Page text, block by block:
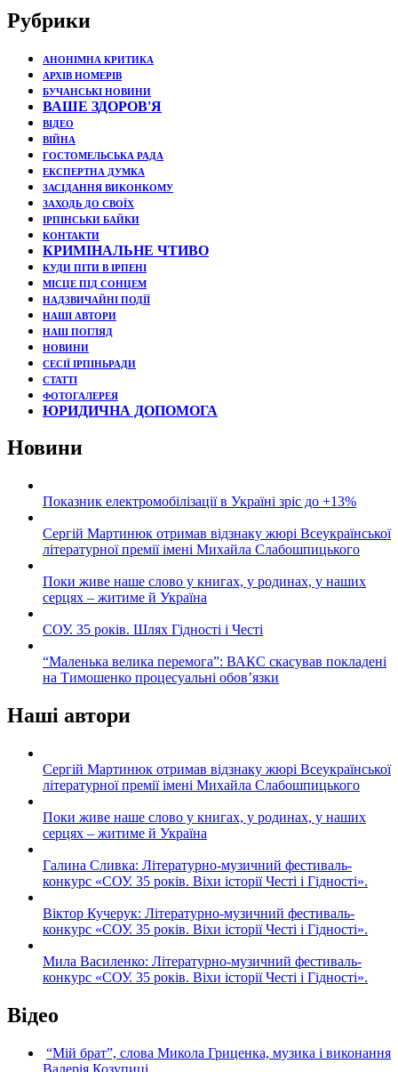
Рубрики
АНОНІМНА КРИТИКА
АРХІВ НОМЕРІВ
БУЧАНСЬКІ НОВИНИ
ВАШЕ ЗДОРОВ'Я
ВІДЕО
ВІЙНА
ГОСТОМЕЛЬСЬКА РАДА
ЕКСПЕРТНА ДУМКА
ЗАСІДАННЯ ВИКОНКОМУ
ЗАХОДЬ ДО СВОЇХ
ІРПІНСЬКИ БАЙКИ
КОНТАКТИ
КРИМІНАЛЬНЕ ЧТИВО
КУДИ ПІТИ В ІРПЕНІ
МІСЦЕ ПІД СОНЦЕМ
НАДЗВИЧАЙНІ ПОДЇЇ
НАШІ АВТОРИ
НАШ ПОГЛЯД
НОВИНИ
СЕСІЇ ІРПІНЬРАДИ
СТАТТІ
ФОТОГАЛЕРЕЯ
ЮРИДИЧНА ДОПОМОГА
Новини
Показник електромобілізації в Україні зріс до +13%
Сергій Мартинюк отримав відзнаку жюрі Всеукраїнської
літературної премії імені Михайла Слабошпицького
Поки живе наше слово у книгах, у родинах, у наших
серцях – житиме й Україна
СОУ. 35 років. Шлях Гідності і Честі
“Маленька велика перемога”: ВАКС скасував покладені
на Тимошенко процесуальні обов’язки
Наші автори
Сергій Мартинюк отримав відзнаку жюрі Всеукраїнської
літературної премії імені Михайла Слабошпицького
Поки живе наше слово у книгах, у родинах, у наших
серцях – житиме й Україна
Галина Сливка: Літературно-музичний фестиваль-
конкурс «СОУ. 35 років. Віхи історії Честі і Гідності».
Віктор Кучерук: Літературно-музичний фестиваль-
конкурс «СОУ. 35 років. Віхи історії Честі і Гідності».
Мила Василенко: Літературно-музичний фестиваль-
конкурс «СОУ. 35 років. Віхи історії Честі і Гідності».
Відео
“Мій брат”, слова Микола Гриценка, музика і виконання
Валерія Козупиці